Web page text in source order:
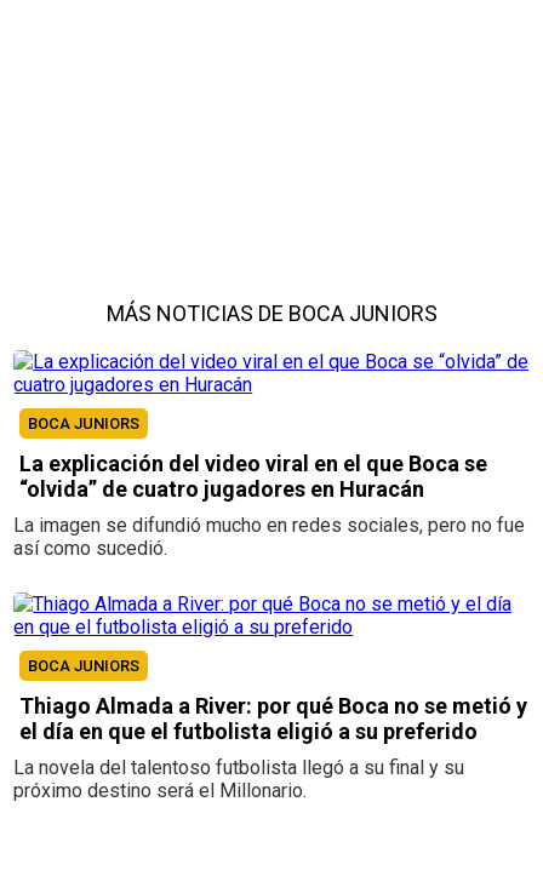
MÁS NOTICIAS DE BOCA JUNIORS
BOCA JUNIORS
La explicación del video viral en el que Boca se
“olvida” de cuatro jugadores en Huracán
La imagen se difundió mucho en redes sociales, pero no fue
así como sucedió.
BOCA JUNIORS
Thiago Almada a River: por qué Boca no se metió y
el día en que el futbolista eligió a su preferido
La novela del talentoso futbolista llegó a su final y su
próximo destino será el Millonario.